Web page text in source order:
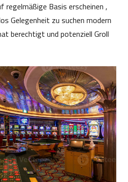
Basis erscheinen ,
Gelegenheit zu suchen modern
berechtigt und potenziell Groll